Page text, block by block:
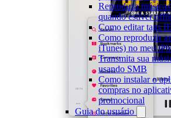
Reproduza
quando estiver
Como editar tags
Como reproduzir
iTunes) no meu
Transmita sua
usando SMB
Como instalar o
compras no
promocional
Guia do usuário